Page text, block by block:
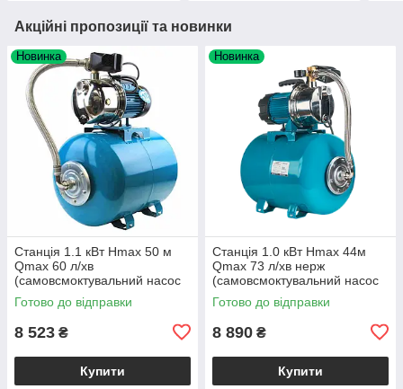
Акційні пропозиції та новинки
Новинка
Станція 1.1 кВт Hmax 50 м
Qmax 60 л/хв
(самовсмоктувальний насос
неірж) 50 л Україна
AQUATICA
Готово до відправки
8 523 ₴
Купити
Новинка
Станція 1.0 кВт Hmax 44м
Qmax 73 л/хв нерж
(самовсмоктувальний насос
нерж) 50 л Україна ТМ LEO
Готово до відправки
8 890 ₴
Купити